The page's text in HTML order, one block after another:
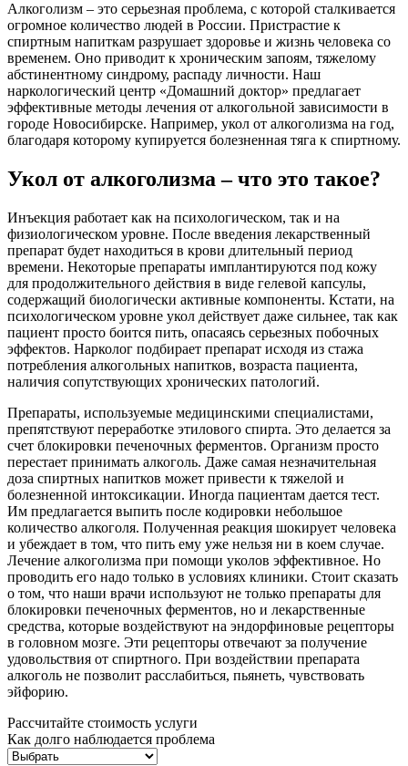
Алкоголизм – это серьезная проблема, с которой сталкивается
огромное количество людей в России. Пристрастие к
спиртным напиткам разрушает здоровье и жизнь человека со
временем. Оно приводит к хроническим запоям, тяжелому
абстинентному синдрому, распаду личности. Наш
наркологический центр «Домашний доктор» предлагает
эффективные методы лечения от алкогольной зависимости в
городе Новосибирске. Например, укол от алкоголизма на год,
благодаря которому купируется болезненная тяга к спиртному.
Укол от алкоголизма – что это такое?
Инъекция работает как на психологическом, так и на
физиологическом уровне. После введения лекарственный
препарат будет находиться в крови длительный период
времени. Некоторые препараты имплантируются под кожу
для продолжительного действия в виде гелевой капсулы,
содержащий биологически активные компоненты. Кстати, на
психологическом уровне укол действует даже сильнее, так как
пациент просто боится пить, опасаясь серьезных побочных
эффектов. Нарколог подбирает препарат исходя из стажа
потребления алкогольных напитков, возраста пациента,
наличия сопутствующих хронических патологий.
Препараты, используемые медицинскими специалистами,
препятствуют переработке этилового спирта. Это делается за
счет блокировки печеночных ферментов. Организм просто
перестает принимать алкоголь. Даже самая незначительная
доза спиртных напитков может привести к тяжелой и
болезненной интоксикации. Иногда пациентам дается тест.
Им предлагается выпить после кодировки небольшое
количество алкоголя. Полученная реакция шокирует человека
и убеждает в том, что пить ему уже нельзя ни в коем случае.
Лечение алкоголизма при помощи уколов эффективное. Но
проводить его надо только в условиях клиники. Стоит сказать
о том, что наши врачи используют не только препараты для
блокировки печеночных ферментов, но и лекарственные
средства, которые воздействуют на эндорфиновые рецепторы
в головном мозге. Эти рецепторы отвечают за получение
удовольствия от спиртного. При воздействии препарата
алкоголь не позволит расслабиться, пьянеть, чувствовать
эйфорию.
Рассчитайте стоимость услуги
Как долго наблюдается проблема